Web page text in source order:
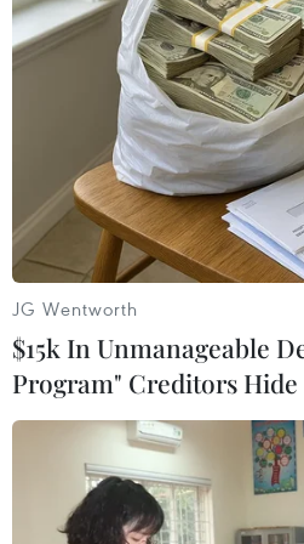
cho thấy Bắc Kinh và New
đang củng cố lòng tin, tạo
tảng cho quan hệ ổn định
JG Wentworth
$15k In Unmanageable
Program" Creditors Hide